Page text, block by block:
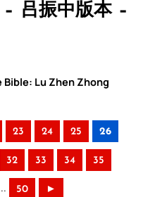
吕振中版本 –
Lu Zhen Zhong
23 24 25 26
32 33 34 35
.. 50 ►